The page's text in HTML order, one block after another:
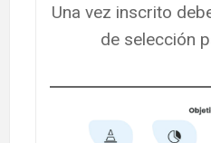
Una vez inscrito
de selección